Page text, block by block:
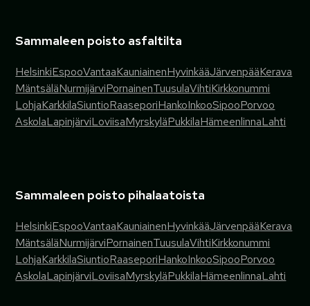
Sammaleen poisto asfaltilta
HelsinkiEspooVantaaKauniainenHyvinkääJärvenpääKerava
MäntsäläNurmijärviPornainenTuusulaVihtiKirkkonummi
LohjaKarkkilaSiuntioRaaseporiHankoInkooSipooPorvoo
AskolaLapinjärviLoviisaMyrskyläPukkilaHämeenlinnaLahti
Sammaleen poisto pihalaatoista
HelsinkiEspooVantaaKauniainenHyvinkääJärvenpääKerava
MäntsäläNurmijärviPornainenTuusulaVihtiKirkkonummi
LohjaKarkkilaSiuntioRaaseporiHankoInkooSipooPorvoo
AskolaLapinjärviLoviisaMyrskyläPukkilaHämeenlinnaLahti